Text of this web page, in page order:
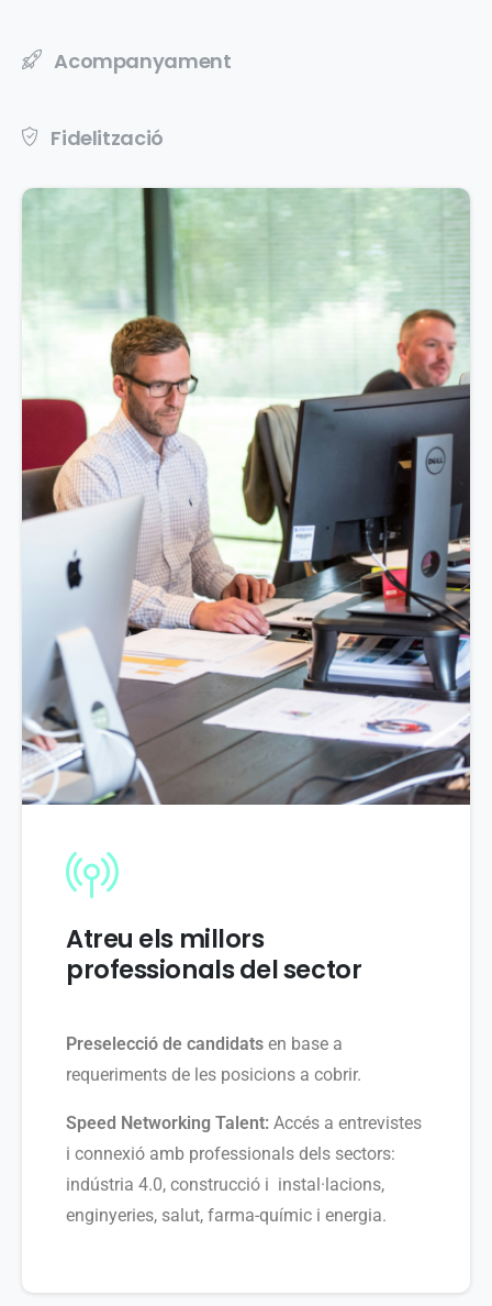
Acompanyament
Fidelització
Atreu els millors
professionals del sector
Preselecció de candidats en base a
requeriments de les posicions a cobrir.
Speed Networking Talent: Accés a entrevistes
i connexió amb professionals dels sectors:
indústria 4.0, construcció i instal·lacions,
enginyeries, salut, farma-químic i energia.